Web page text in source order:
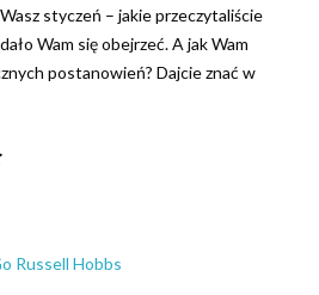
styczeń – jakie przeczytaliście
Wam się obejrzeć. A jak Wam
postanowień? Dajcie znać w
Russell Hobbs